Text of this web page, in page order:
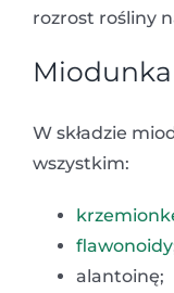
rozrost rośliny
Miodunka
W składzie
wszystkim:
flawonoidy
alantoinę;